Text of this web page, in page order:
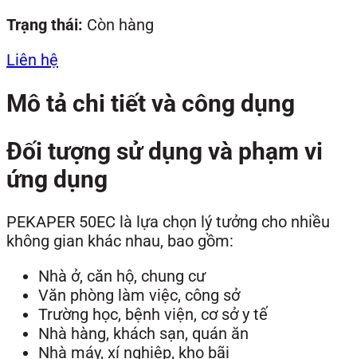
Trạng thái: Còn hàng
Liên hệ
Mô tả chi tiết và công dụng
Đối tượng sử dụng và phạm vi
ứng dụng
PEKAPER 50EC là lựa chọn lý tưởng cho nhiều
không gian khác nhau, bao gồm:
Nhà ở, căn hộ, chung cư
Văn phòng làm việc, công sở
Trường học, bệnh viện, cơ sở y tế
Nhà hàng, khách sạn, quán ăn
Nhà máy, xí nghiệp, kho bãi